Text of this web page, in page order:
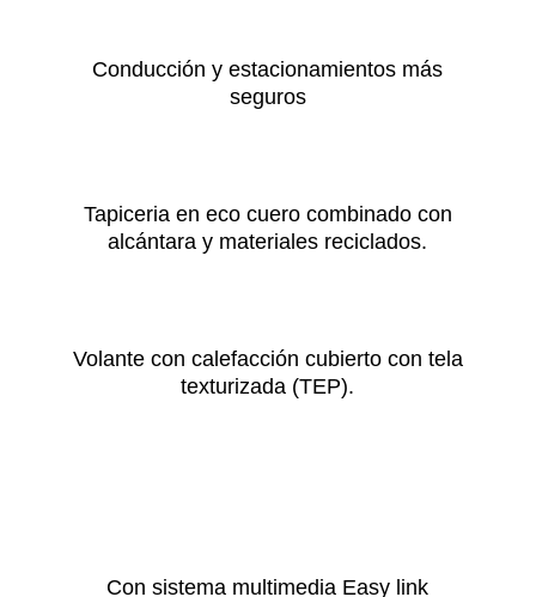
Conducción y estacionamientos más
seguros
Tapiceria en eco cuero combinado con
alcántara y materiales reciclados.
Volante con calefacción cubierto con tela
texturizada (TEP).
Con sistema multimedia Easy link